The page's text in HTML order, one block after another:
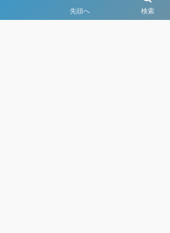
検索
先頭へ